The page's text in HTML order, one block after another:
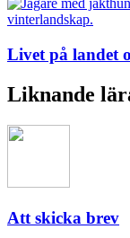
Livet på landet
Liknande
Att skicka brev